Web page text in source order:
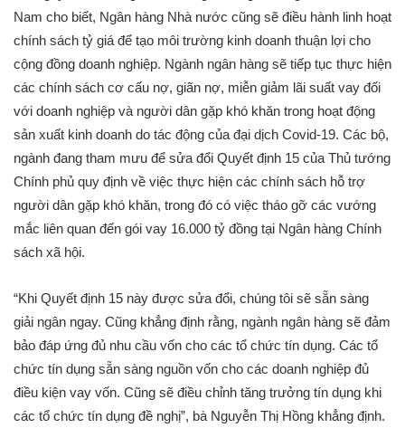
Nam cho biết, Ngân hàng Nhà nước cũng sẽ điều hành linh hoạt
chính sách tỷ giá để tạo môi trường kinh doanh thuận lợi cho
cộng đồng doanh nghiệp. Ngành ngân hàng sẽ tiếp tục thực hiện
các chính sách cơ cấu nợ, giãn nợ, miễn giảm lãi suất vay đối
với doanh nghiệp và người dân gặp khó khăn trong hoạt động
sản xuất kinh doanh do tác động của đại dịch Covid-19. Các bộ,
ngành đang tham mưu để sửa đổi Quyết định 15 của Thủ tướng
Chính phủ quy định về việc thực hiện các chính sách hỗ trợ
người dân gặp khó khăn, trong đó có việc tháo gỡ các vướng
mắc liên quan đến gói vay 16.000 tỷ đồng tại Ngân hàng Chính
sách xã hội.
“Khi Quyết định 15 này được sửa đổi, chúng tôi sẽ sẵn sàng
giải ngân ngay. Cũng khẳng định rằng, ngành ngân hàng sẽ đảm
bảo đáp ứng đủ nhu cầu vốn cho các tổ chức tín dụng. Các tổ
chức tín dụng sẵn sàng nguồn vốn cho các doanh nghiệp đủ
điều kiện vay vốn. Cũng sẽ điều chỉnh tăng trưởng tín dụng khi
các tổ chức tín dụng đề nghị”, bà Nguyễn Thị Hồng khẳng định.